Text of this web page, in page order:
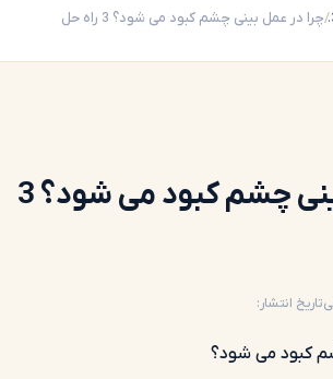
چرا در عمل بینی چشم کبود می شود؟ 3 راه حل
چرا در عمل بینی چشم کبود می شود؟ 3
تاریخ انتشار: